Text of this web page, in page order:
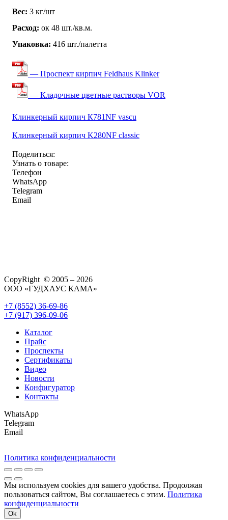
Вес: 3 кг/шт
Расход: ок 48 шт./кв.м.
Упаковка: 416 шт./палетта
— Проспект кирпич Feldhaus Klinker
— Кладочные цветные растворы VOR
Клинкерный кирпич К781NF vascu
Клинкерный кирпич K280NF classic
Поделиться:
Узнать о товаре:
Телефон
WhatsApp
Telegram
Email
CopyRight © 2005 – 2026
ООО «ГУДХАУС КАМА»
+7 (8552) 36-69-86
+7 (917) 396-09-06
Каталог
Прайс
Проспекты
Сертификаты
Видео
Новости
Конфигуратор
Контакты
WhatsApp
Telegram
Email
Политика конфиденциальности
Мы используем cookies для вашего удобства. Продолжая
пользоваться сайтом, Вы соглашаетесь с этим. Политика
конфиденциальности
Ok